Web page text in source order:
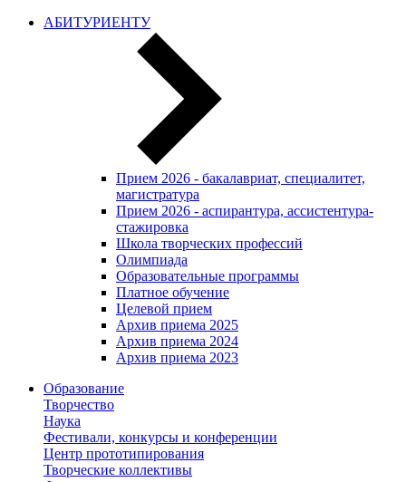
АБИТУРИЕНТУ
Прием 2026 - бакалавриат, специалитет,
магистратура
Прием 2026 - аспирантура, ассистентура-
стажировка
Школа творческих профессий
Олимпиада
Образовательные программы
Платное обучение
Целевой прием
Архив приема 2025
Архив приема 2024
Архив приема 2023
Образование
Творчество
Наука
Фестивали, конкурсы и конференции
Центр прототипирования
Творческие коллективы